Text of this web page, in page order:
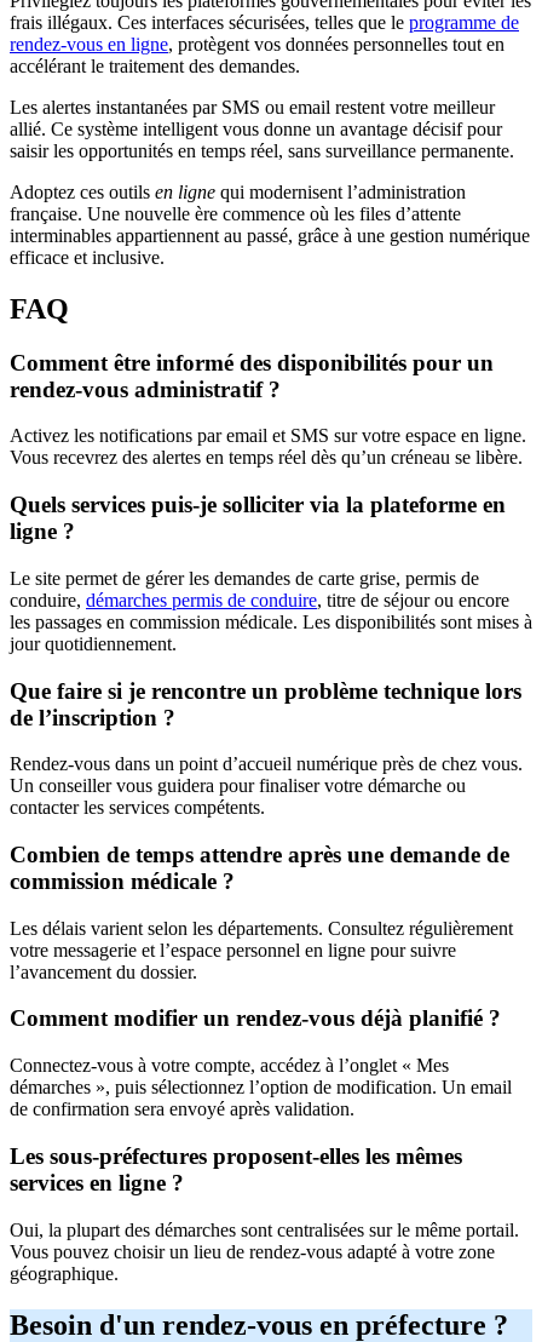
frais illégaux. Ces interfaces sécurisées, telles que le programme de
rendez-vous en ligne, protègent vos données personnelles tout en
accélérant le traitement des demandes.
Les alertes instantanées par SMS ou email restent votre meilleur
allié. Ce système intelligent vous donne un avantage décisif pour
saisir les opportunités en temps réel, sans surveillance permanente.
Adoptez ces outils en ligne qui modernisent l’administration
française. Une nouvelle ère commence où les files d’attente
interminables appartiennent au passé, grâce à une gestion numérique
efficace et inclusive.
FAQ
Comment être informé des disponibilités pour un
rendez-vous administratif ?
Activez les notifications par email et SMS sur votre espace en ligne.
Vous recevrez des alertes en temps réel dès qu’un créneau se libère.
Quels services puis-je solliciter via la plateforme en
ligne ?
Le site permet de gérer les demandes de carte grise, permis de
conduire, démarches permis de conduire, titre de séjour ou encore
les passages en commission médicale. Les disponibilités sont mises à
jour quotidiennement.
Que faire si je rencontre un problème technique lors
de l’inscription ?
Rendez-vous dans un point d’accueil numérique près de chez vous.
Un conseiller vous guidera pour finaliser votre démarche ou
contacter les services compétents.
Combien de temps attendre après une demande de
commission médicale ?
Les délais varient selon les départements. Consultez régulièrement
votre messagerie et l’espace personnel en ligne pour suivre
l’avancement du dossier.
Comment modifier un rendez-vous déjà planifié ?
Connectez-vous à votre compte, accédez à l’onglet « Mes
démarches », puis sélectionnez l’option de modification. Un email
de confirmation sera envoyé après validation.
Les sous-préfectures proposent-elles les mêmes
services en ligne ?
Oui, la plupart des démarches sont centralisées sur le même portail.
Vous pouvez choisir un lieu de rendez-vous adapté à votre zone
géographique.
Besoin d'un rendez-vous en préfecture ?